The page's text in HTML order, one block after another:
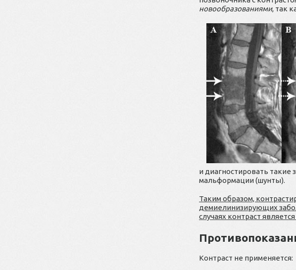
новообразованиями, так
и диагностировать такие
мальформации (шунты).
Таким образом,
демиелинизирующих
случаях контраст
Контраст не применяется: